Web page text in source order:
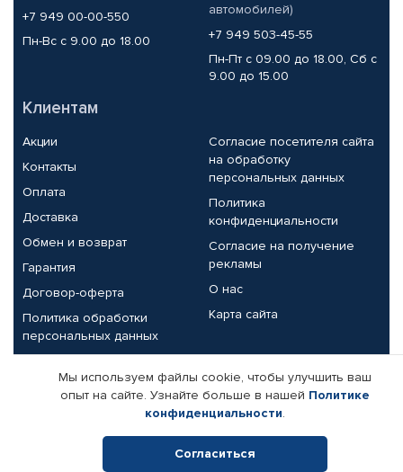
+7 949 00-00-550
Пн-Вс с 9.00 до 18.00
автомобилей)
+7 949 503-45-55
Пн-Пт с 09.00 до 18.00, Сб с
9.00 до 15.00
Клиентам
Акции
Контакты
Оплата
Доставка
Обмен и возврат
Гарантия
Договор-оферта
Политика обработки
персональных данных
Согласие посетителя сайта
на обработку
персональных данных
Политика
конфиденциальности
Согласие на получение
рекламы
О нас
Карта сайта
Партнерам
Корпоративным клиентам
Поставщикам
Реквизиты компании
Мы используем файлы cookie, чтобы улучшить ваш
опыт на сайте. Узнайте больше в нашей Политике
конфиденциальности.
Согласиться